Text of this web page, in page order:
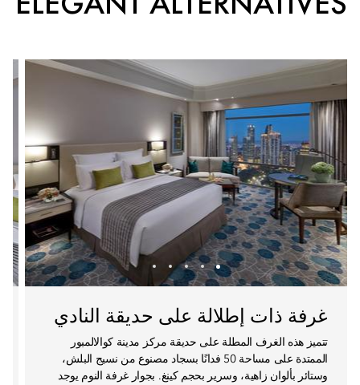
غرفة ذات إطلالة على حديقة النادي
تتميز هذه الغرف المطلة على حديقة مركز مدينة كوالالمبور
الممتدة على مساحة 50 فدانًا بسجاد مصنوع من نسيج البلش،
وستائر بألوان زاهية، وسرير بحجم كينغ. بجوار غرفة النوم يوجد